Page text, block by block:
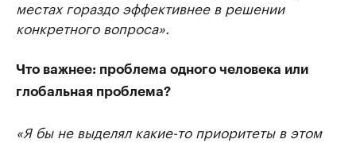
местах гораздо эффективнее в решении
конкретного вопроса».
Что важнее: проблема одного человека или
глобальная проблема?
«Я бы не выделял какие-то приоритеты в этом